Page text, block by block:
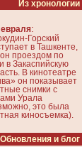
Из хронологии
:
Горский
в Ташкенте,
он проездом по
в Закаспийскую
В кинотеатре
он показывает
снимки с
Урала
это была
киносъемка).
Обновления и блог